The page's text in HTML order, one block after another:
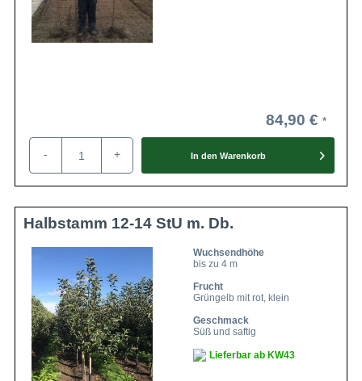
84,90 €
- + In den Warenkorb
Halbstamm 12-14 StU m. Db.
Wuchsendhöhe
bis zu 4 m
Frucht
Grüngelb mit rot, klein
Geschmack
Süß und saftig
Lieferbar ab KW43